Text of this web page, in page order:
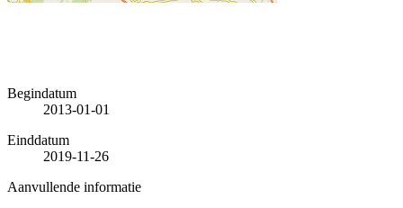
Begindatum
2013-01-01
Einddatum
2019-11-26
Aanvullende informatie